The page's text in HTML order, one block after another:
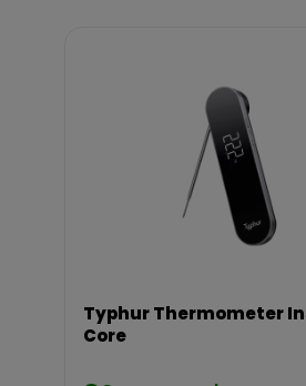
Typhur Thermometer
Core